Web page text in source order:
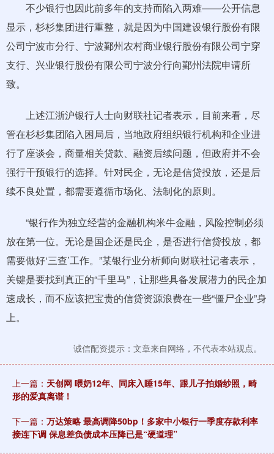
不少银行也因此前多年的支持而陷入两难——公开信息
显示，杉杉集团进行重整，就是因为中国建设银行股份有限
公司宁波市分行、宁波鄞州农村商业银行股份有限公司宁穿
支行、兴业银行股份有限公司宁波分行向鄞州法院申请所
致。
上述江浙沪银行人士向财联社记者表示，目前来看，尽
管在杉杉集团陷入困局后，当地政府组织银行机构和企业进
行了座谈会，商量相关贷款、融资后续问题，但政府并不会
强行干预银行的选择。针对民企，无论是信贷投放，还是后
续不良处置，都需要遵循市场化、法制化的原则。
“银行作为独立经营的金融机构米牛金融，风险控制必须
放在第一位。无论是国企还是民企，是否进行信贷投放，都
需要做好‘三查’工作。”某银行业分析师向财联社记者表示，
关键是要找到真正的“千里马”，让那些具备发展潜力的民企加
速成长，而不应该把宝贵的信贷资源浪费在一些“僵尸企业”身
上。
诚信配资提示：文章来自网络，不代表本站观点。
上一篇： 天创网 喂奶12年、同床入睡15年、跟儿子拍婚纱照，畸
形的爱真离谱！
下一篇： 万达策略 最高调降50bp！多家中小银行一季度存款利率
接连下调 保息差负债成本压降已是“硬道理”